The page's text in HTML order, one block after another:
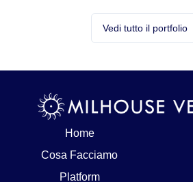
Vedi tutto il portfolio
Home
Cosa Facciamo
Platform